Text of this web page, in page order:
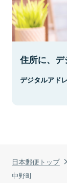
日本郵便トップ
中野町
住所に、デ
デジタルアド